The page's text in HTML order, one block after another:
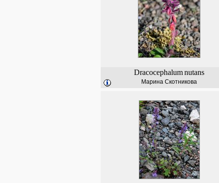
Dracocephalumnutans
Марина Скотникова